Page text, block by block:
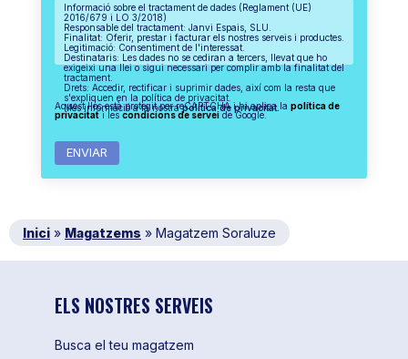
Informació sobre el tractament de dades (Reglament (UE)
2016/679 i LO 3/2018)
Responsable del tractament: Janvi Espais, SLU.
Finalitat: Oferir, prestar i facturar els nostres serveis i productes.
Legitimació: Consentiment de l'interessat.
Destinataris: Les dades no se cediran a tercers, llevat que ho
exigeixi una llei o sigui necessari per complir amb la finalitat del
tractament.
Drets: Accedir, rectificar i suprimir dades, així com la resta que
s'expliquen en la política de privacitat.
Més informació a la nostrapolítica de privacitat.
Aquest lloc està protegit per reCAPTCHA i hi aplica la política de
privacitati lescondicions de serveide Google.
Inici » Magatzems » Magatzem Soraluze
ELS NOSTRES SERVEIS
Busca el teu magatzem